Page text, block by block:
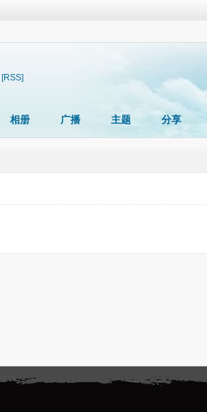
[RSS]
相册 广播 主题 分享